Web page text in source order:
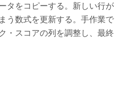
タをコピーする。新しい行が
う数式を更新する。手作業で
・スコアの列を調整し、最終